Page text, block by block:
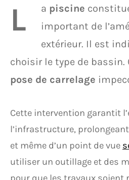
L a piscine
important de
extérieur. Il est
choisir le type de bassin.
pose de carrelage
Cette intervention garantit
l’infrastructure,
et même d’un point de vue
utiliser un outillage et des